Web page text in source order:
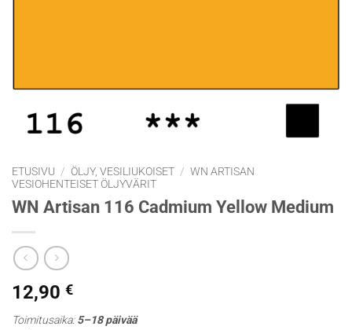
ETUSIVU / ÖLJY, VESILIUKOISET / WN ARTISAN
VESIOHENTEISET ÖLJYVÄRIT
WN Artisan 116 Cadmium Yellow Medium
12,90 €
Toimitusaika:5–18 päivää